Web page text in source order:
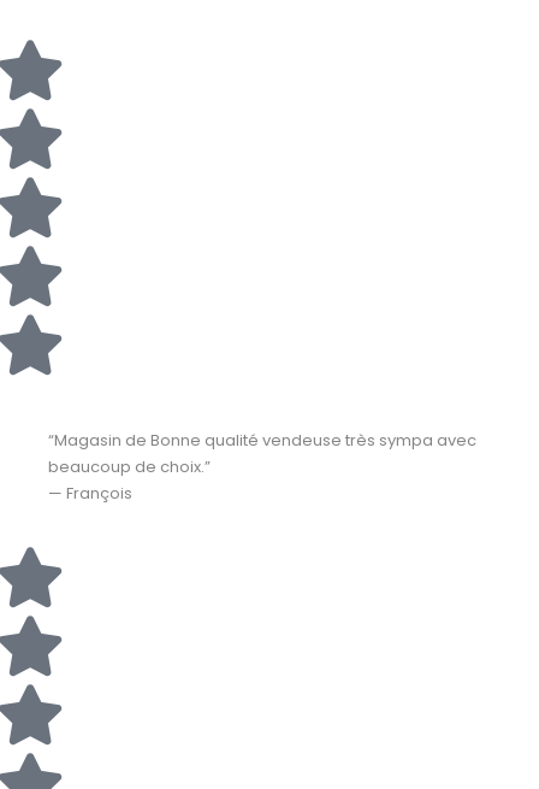
“Magasin de Bonne qualité vendeuse très sympa avec
beaucoup de choix.”
— François